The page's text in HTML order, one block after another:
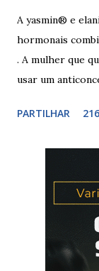
A yasmin® e
hormonais
. A mulher que
usar um
para não correr
mulher deve
a ordem da
deve fazer uma
que usa a elani
seguir a
PARTILHAR